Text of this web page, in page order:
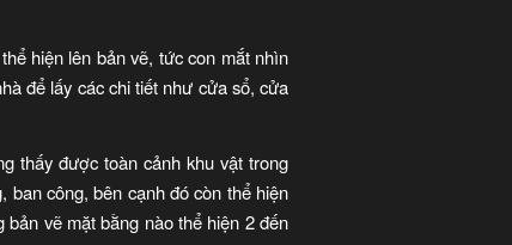
hiện lên bản vẽ, tức con mắt nhìn
để lấy các chi tiết như cửa sổ, cửa
thấy được toàn cảnh khu vật trong
ban công, bên cạnh đó còn thể hiện
vẽ mặt bằng nào thể hiện 2 đến